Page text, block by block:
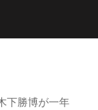
下勝博が一年